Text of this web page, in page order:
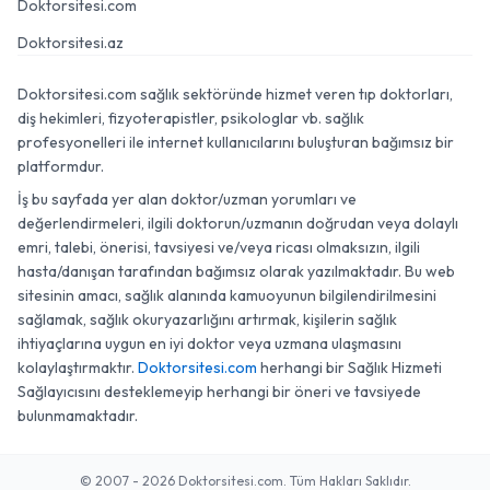
Doktorsitesi.com
Doktorsitesi.az
Doktorsitesi.com sağlık sektöründe hizmet veren tıp doktorları,
diş hekimleri, fizyoterapistler, psikologlar vb. sağlık
profesyonelleri ile internet kullanıcılarını buluşturan bağımsız bir
platformdur.
İş bu sayfada yer alan doktor/uzman yorumları ve
değerlendirmeleri, ilgili doktorun/uzmanın doğrudan veya dolaylı
emri, talebi, önerisi, tavsiyesi ve/veya ricası olmaksızın, ilgili
hasta/danışan tarafından bağımsız olarak yazılmaktadır. Bu web
sitesinin amacı, sağlık alanında kamuoyunun bilgilendirilmesini
sağlamak, sağlık okuryazarlığını artırmak, kişilerin sağlık
ihtiyaçlarına uygun en iyi doktor veya uzmana ulaşmasını
kolaylaştırmaktır. Doktorsitesi.com herhangi bir Sağlık Hizmeti
Sağlayıcısını desteklemeyip herhangi bir öneri ve tavsiyede
bulunmamaktadır.
© 2007 - 2026 Doktorsitesi.com. Tüm Hakları Saklıdır.